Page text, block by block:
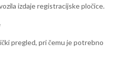
izdaje registracijske pločice.
pregled, pri čemu je potrebno